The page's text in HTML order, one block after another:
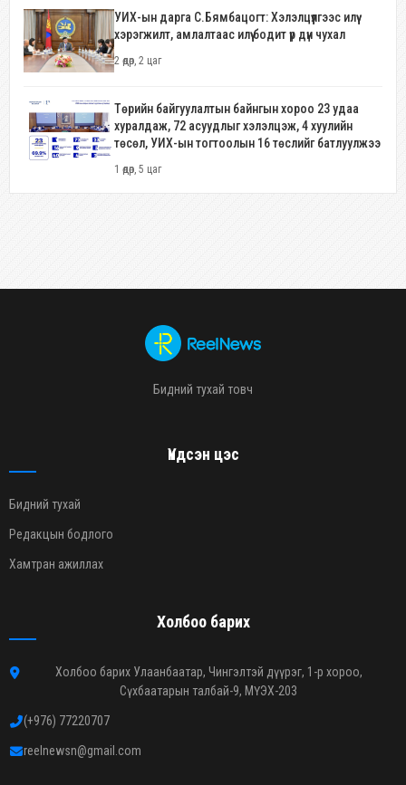
УИХ-ын дарга С.Бямбацогт: Хэлэлцүүлгээс илүү
хэрэгжилт, амлалтаас илүү бодит үр дүн чухал
2 өдөр, 2 цаг
Төрийн байгуулалтын байнгын хороо 23 удаа
хуралдаж, 72 асуудлыг хэлэлцэж, 4 хуулийн
төсөл, УИХ-ын тогтоолын 16 төслийг батлуулжээ
1 өдөр, 5 цаг
Бидний тухай товч
Үндсэн цэс
Бидний тухай
Редакцын бодлого
Хамтран ажиллах
Холбоо барих
Холбоо барих Улаанбаатар, Чингэлтэй дүүрэг, 1-р хороо,
Сүхбаатарын талбай-9, МҮЭХ-203
(+976) 77220707
reelnewsn@gmail.com